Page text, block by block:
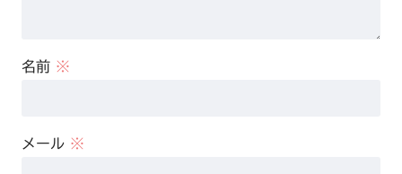
名前 ※
メール ※